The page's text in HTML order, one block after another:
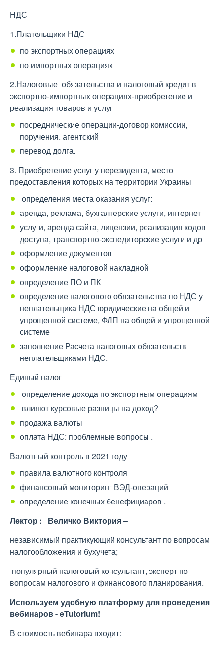
НДС
1.Плательщики НДС
по экспортных операциях
по импортных операциях
2.Налоговые обязательства и налоговый кредит в
экспортно-импортных операциях-приобретение и
реализация товаров и услуг
посреднические операции-договор комиссии,
поручения. агентский
перевод долга.
3. Приобретение услуг у нерезидента, место
предоставления которых на территории Украины
определения места оказания услуг:
аренда, реклама, бухгалтерские услуги, интернет
услуги, аренда сайта, лицензии, реализация кодов
доступа, транспортно-экспедиторские услуги и др
оформление документов
оформление налоговой накладной
определение ПО и ПК
определение налогового обязательства по НДС у
неплательщика НДС юридические на общей и
упрощенной системе, ФЛП на общей и упрощенной
системе
заполнение Расчета налоговых обязательств
неплательщиками НДС.
Единый налог
определение дохода по экспортным операциям
влияют курсовые разницы на доход?
продажа валюты
оплата НДС: проблемные вопросы .
Валютный контроль в 2021 году
правила валютного контроля
финансовый мониторинг ВЭД-операций
определение конечных бенефициаров .
Лектор : Величко Виктория –
независимый практикующий консультант по вопросам
налогообложения и бухучета;
популярный налоговый консультант, эксперт по
вопросам налогового и финансового планирования.
Используем удобную платформу для проведения
вебинаров - eTutorium!
В стоимость вебинара входит: